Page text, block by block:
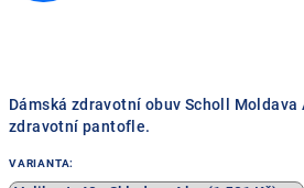
Dámská zdravotní obuv Scholl
zdravotní pantofle.
VARIANTA: